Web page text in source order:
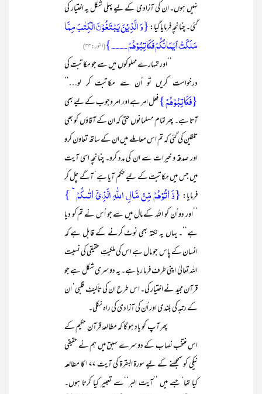
نہیں ہوں۔ ان کی آزادی کے لیے پہلی شکل یہ اختیار کی
گئی۔ چنانچہ فرمایا گیا:{وَ الَّذِیۡنَ یَبۡتَغُوۡنَ الۡکِتٰبَ مِمَّا
مَلَکَتۡ اَیۡمَانُکُمۡ فَکَاتِبُوۡہُمۡ ۔۔۔۔}(النور:۳۳)
’’اور تمہارے مملوکوں میں سے جو مکاتبت کی
درخواست کریں تو اُن سے مکاتبت کر لو…‘‘
{فَکَاتِبُوۡہُمۡ }فعل امر ہے اور امر وجوب کے لیے بھی
آتا ہے۔ پھر تمام مسلمانوں حتیٰ کہ ان کے آقاؤں کو بھی
تلقین کی گئی کہ تم اس معاملے میں ان کے ساتھ تعاون کرو
اور صدقہ و خیرات سے ان کی مدد کرو۔ چنانچہ اسی آیت
میں جس میں مکاتبت کے لیے حکم آیا ہے‘ آگے چل کر
فرمایا: {وَّ اٰتُوۡہُمۡ مِّنۡ مَّالِ اللّٰہِ الَّذِیۡۤ اٰتٰىکُمۡ ؕ }
’’اور دو اُن کو اللہ کے مال میں سے جو اُس نے تم کو دیا
ہے‘‘۔ یہاں یہ نکتہ بھی نوٹ کرنے کے قابل ہے کہ
انسان کے پاس جو مال ہے اس کی ملکیتِ حقیقی کی نسبت
اللہ تعالیٰ اپنی طرف فرما رہا ہے۔ یہ دوسری شکل ہے جو
قرآن مجید نے اختیار کی۔ اس طرح ان کی تألیفِ قلبی‘ ان
کے رتبہ کی بلندی اور اُن کی آزادی کی راہ نکلی۔
پھر آپ کو یاد ہو گا کہ مطالعۂ قرآن حکیم کے
اس منتخب نصاب کے دوسرے سبق میں ہم نے حقیقی
نیکی کو سمجھنے کے لیے سورۃ البقرۃ کی آیت ۱۷۷ کا مطالعہ
کیا تھا‘ جسے میں ’’آیت البر‘‘سے تعبیر کیا کرتا ہوں۔